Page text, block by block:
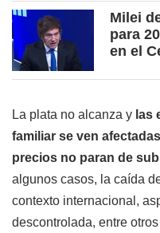
Milei
para
en el
La plata no alcanza y las
familiar se ven
precios no paran de
algunos casos, la caída
contexto internacional,
descontrolada, entre